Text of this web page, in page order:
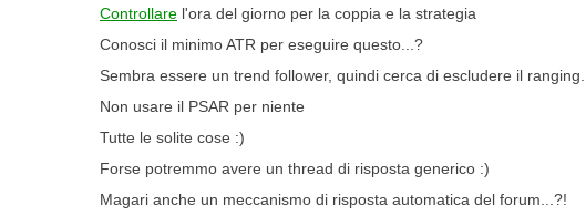
Controllare l'ora del giorno per la coppia e la strategia
Conosci il minimo ATR per eseguire questo...?
Sembra essere un trend follower, quindi cerca di escludere il ranging...
Non usare il PSAR per niente
Tutte le solite cose :)
Forse potremmo avere un thread di risposta generico :)
Magari anche un meccanismo di risposta automatica del forum...?!